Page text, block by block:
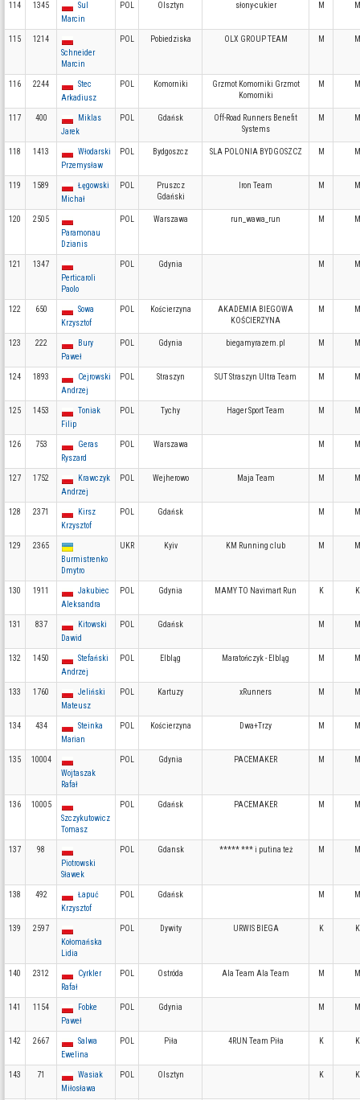
114 1345
Sul
Marcin
POL Olsztyn słony-cukier M
115
1214
Schneider
Marcin
POL Pobiedziska OLX GROUP TEAM M
116 2244
Stec
Arkadiusz
POL Komorniki
Grzmot Komorniki Grzmot
Komorniki
M
117 400
Miklas
Jarek
POL Gdańsk
Off-Road Runners Benefit
Systems
M
118 1413
Włodarski
Przemysław
POL Bydgoszcz SLA POLONIA BYDGOSZCZ M
119 1589
Łęgowski
Michał
POL
Pruszcz
Gdański
Iron Team M
120
2505
Paramonau
Dzianis
POL Warszawa run_wawa_run M
121
1347
Perticaroli
Paolo
POL Gdynia M
122 650
Sowa
Krzysztof
POL Kościerzyna
AKADEMIA BIEGOWA
KOŚCIERZYNA
M
123 222
Bury
Paweł
POL Gdynia biegamyrazem.pl M
124 1893
Cejrowski
Andrzej
POL Straszyn SUT Straszyn Ultra Team M
125 1453
Toniak
Filip
POL Tychy Hager Sport Team M
126 753
Geras
Ryszard
POL Warszawa M
127 1752
Krawczyk
Andrzej
POL Wejherowo Maja Team M
128 2371
Kirsz
Krzysztof
POL Gdańsk M
129
2365
Burmistrenko
Dmytro
UKR Kyiv KM Running club M
130 1911
Jakubiec
Aleksandra
POL Gdynia MAMY TO Navimart Run K
131 837
Kitowski
Dawid
POL Gdańsk M
132 1450
Stefański
Andrzej
POL Elbląg Maratończyk - Elbląg M
133 1760
Jeliński
Mateusz
POL Kartuzy xRunners M
134 434
Steinka
Marian
POL Kościerzyna Dwa+Trzy M
135
10004
Wojtaszak
Rafał
POL Gdynia PACEMAKER M
136
10005
Szczykutowicz
Tomasz
POL Gdańsk PACEMAKER M
137
98
Piotrowski
Sławek
POL Gdansk ***** *** i putina też M
138 492
Łapuć
Krzysztof
POL Gdańsk M
139
2597
Kołomańska
Lidia
POL Dywity URWIS BIEGA K
140 2312
Cyrkler
Rafał
POL Ostróda Ala Team Ala Team M
141 1154
Fobke
Paweł
POL Gdynia M
142 2667
Salwa
Ewelina
POL Piła 4RUN Team Piła K
143 71
Wasiak
Miłosława
POL Olsztyn K